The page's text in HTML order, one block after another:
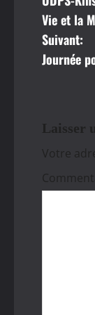
a
v
i
a
t
i
Vie et la
Suivant:
Journée
Laisser
Votre